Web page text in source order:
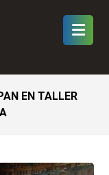
EN TALLER